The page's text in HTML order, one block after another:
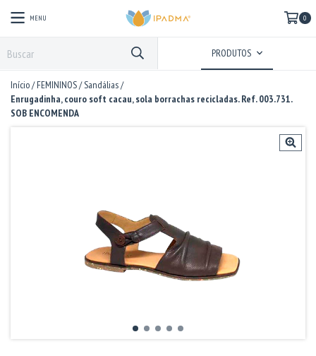
MENU 0
PRODUTOS
Início/FEMININOS/Sandálias/
Enrugadinha, couro soft cacau, sola borrachas recicladas. Ref. 003.731.
SOB ENCOMENDA